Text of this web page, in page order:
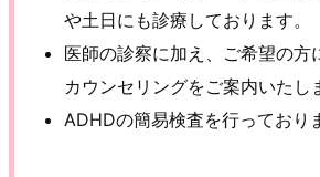
や土日にも診療しております。
医師の診察に加え、ご希望の方
カウンセリングをご案内いたし
ADHDの簡易検査を行っており